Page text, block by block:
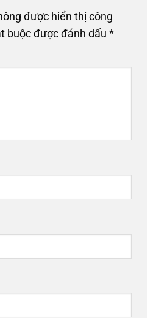
được hiển thị công
buộc được đánh dấu *